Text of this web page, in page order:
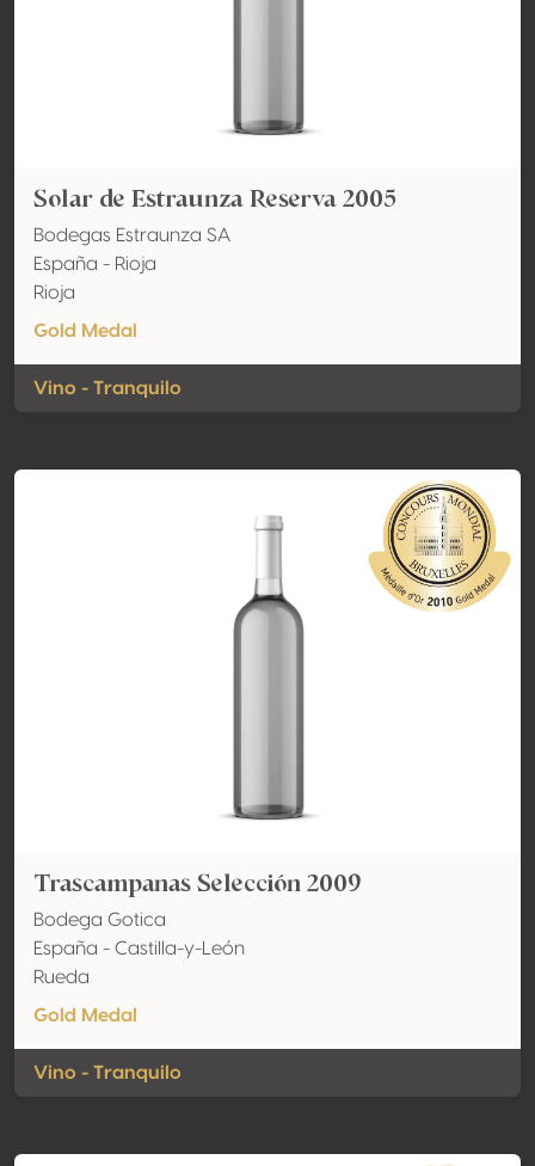
Solar de Estraunza Reserva 2005
Bodegas Estraunza SA
España - Rioja
Rioja
Gold Medal
Vino - Tranquilo
Trascampanas Selección 2009
Bodega Gotica
España - Castilla-y-León
Rueda
Gold Medal
Vino - Tranquilo